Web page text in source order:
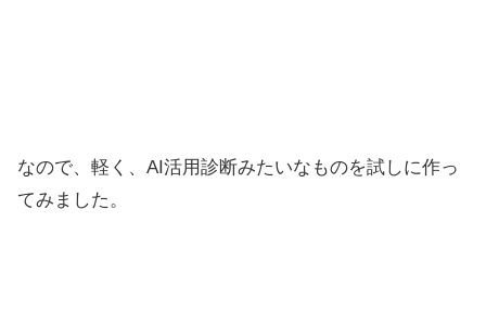
なので、軽く、AI活用診断みたいなものを試しに作っ
てみました。